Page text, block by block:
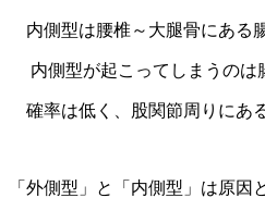
内側型は腰椎～大腿骨にある
内側型が起こってしまうのは
確率は低く、股関節周りにあ
「外側型」と「内側型」は原